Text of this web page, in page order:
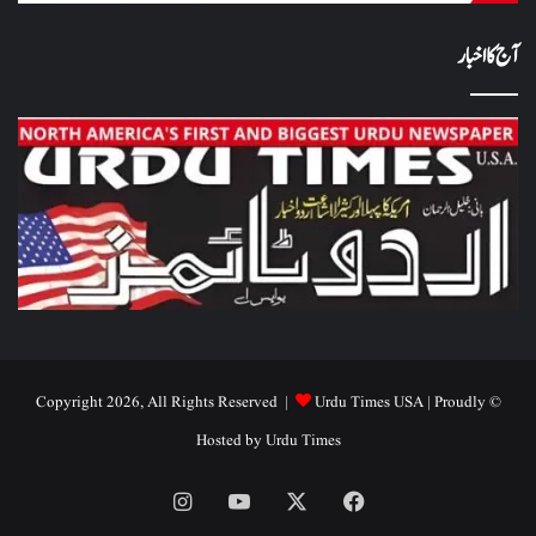
آج کا اخبار
© Copyright 2026, All Rights Reserved |
Urdu Times USA| Proudly
Hosted byUrdu Times
Facebook
YouTube